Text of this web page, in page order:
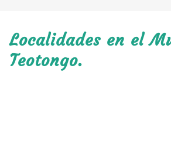
Localidades en el
Teotongo.